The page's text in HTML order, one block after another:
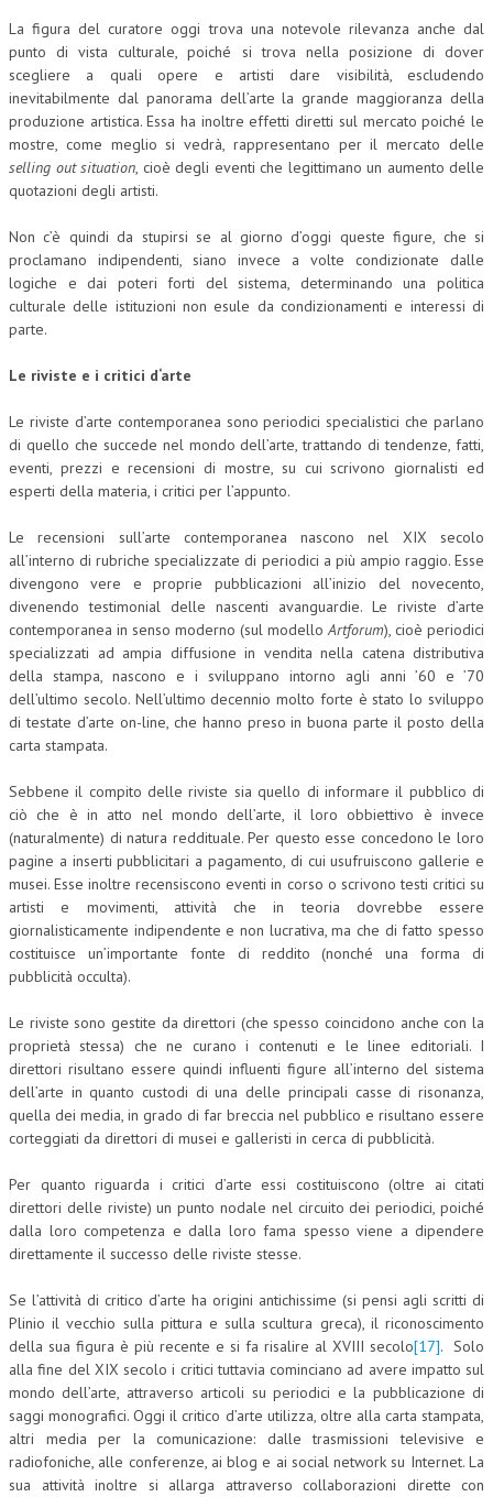
La figura del curatore oggi trova una notevole rilevanza anche dal
punto di vista culturale, poiché si trova nella posizione di dover
scegliere a quali opere e artisti dare visibilità, escludendo
inevitabilmente dal panorama dell’arte la grande maggioranza della
produzione artistica. Essa ha inoltre effetti diretti sul mercato poiché le
mostre, come meglio si vedrà, rappresentano per il mercato delle
selling out situation, cioè degli eventi che legittimano un aumento delle
quotazioni degli artisti.
Non c’è quindi da stupirsi se al giorno d’oggi queste figure, che si
proclamano indipendenti, siano invece a volte condizionate dalle
logiche e dai poteri forti del sistema, determinando una politica
culturale delle istituzioni non esule da condizionamenti e interessi di
parte.
Le riviste e i critici d‘arte
Le riviste d’arte contemporanea sono periodici specialistici che parlano
di quello che succede nel mondo dell’arte, trattando di tendenze, fatti,
eventi, prezzi e recensioni di mostre, su cui scrivono giornalisti ed
esperti della materia, i critici per l’appunto.
Le recensioni sull’arte contemporanea nascono nel XIX secolo
all’interno di rubriche specializzate di periodici a più ampio raggio. Esse
divengono vere e proprie pubblicazioni all’inizio del novecento,
divenendo testimonial delle nascenti avanguardie. Le riviste d’arte
contemporanea in senso moderno (sul modelloArtforum), cioè periodici
specializzati ad ampia diffusione in vendita nella catena distributiva
della stampa, nascono e i sviluppano intorno agli anni ’60 e ’70
dell’ultimo secolo. Nell’ultimo decennio molto forte è stato lo sviluppo
di testate d’arte on-line, che hanno preso in buona parte il posto della
carta stampata.
Sebbene il compito delle riviste sia quello di informare il pubblico di
ciò che è in atto nel mondo dell’arte, il loro obbiettivo è invece
(naturalmente) di natura reddituale. Per questo esse concedono le loro
pagine a inserti pubblicitari a pagamento, di cui usufruiscono gallerie e
musei. Esse inoltre recensiscono eventi in corso o scrivono testi critici su
artisti e movimenti, attività che in teoria dovrebbe essere
giornalisticamente indipendente e non lucrativa, ma che di fatto spesso
costituisce un’importante fonte di reddito (nonché una forma di
pubblicità occulta).
Le riviste sono gestite da direttori (che spesso coincidono anche con la
proprietà stessa) che ne curano i contenuti e le linee editoriali. I
direttori risultano essere quindi influenti figure all’interno del sistema
dell’arte in quanto custodi di una delle principali casse di risonanza,
quella dei media, in grado di far breccia nel pubblico e risultano essere
corteggiati da direttori di musei e galleristi in cerca di pubblicità.
Per quanto riguarda i critici d’arte essi costituiscono (oltre ai citati
direttori delle riviste) un punto nodale nel circuito dei periodici, poiché
dalla loro competenza e dalla loro fama spesso viene a dipendere
direttamente il successo delle riviste stesse.
Se l’attività di critico d’arte ha origini antichissime (si pensi agli scritti di
Plinio il vecchio sulla pittura e sulla scultura greca), il riconoscimento
della sua figura è più recente e si fa risalire al XVIII secolo[17]. Solo
alla fine del XIX secolo i critici tuttavia cominciano ad avere impatto sul
mondo dell’arte, attraverso articoli su periodici e la pubblicazione di
saggi monografici. Oggi il critico d’arte utilizza, oltre alla carta stampata,
altri media per la comunicazione: dalle trasmissioni televisive e
radiofoniche, alle conferenze, ai blog e ai social network su Internet. La
sua attività inoltre si allarga attraverso collaborazioni dirette con